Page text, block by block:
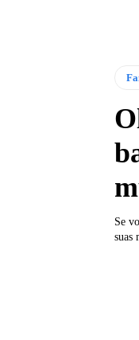
Se
suas